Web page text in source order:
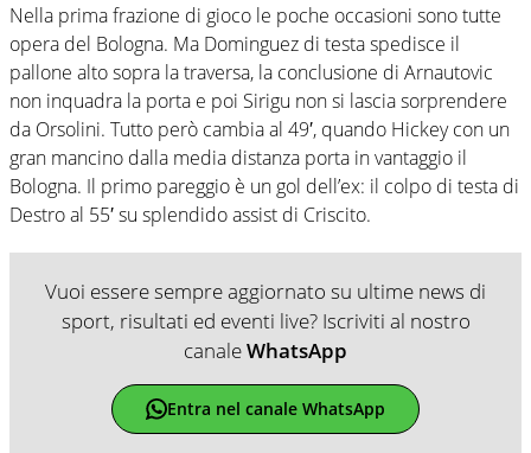
Nella prima frazione di gioco le poche occasioni sono tutte
opera del Bologna. Ma Dominguez di testa spedisce il
pallone alto sopra la traversa, la conclusione di Arnautovic
non inquadra la porta e poi Sirigu non si lascia sorprendere
da Orsolini. Tutto però cambia al 49′, quando Hickey con un
gran mancino dalla media distanza porta in vantaggio il
Bologna. Il primo pareggio è un gol dell’ex: il colpo di testa di
Destro al 55′ su splendido assist di Criscito.
Vuoi essere sempre aggiornato su ultime news di
sport, risultati ed eventi live? Iscriviti al nostro
canaleWhatsApp
Entra nel canale WhatsApp